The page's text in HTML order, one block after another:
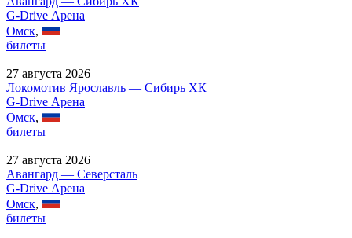
G-Drive Арена
Омск,
билеты
27 августа 2026
Локомотив Ярославль — Сибирь ХК
G-Drive Арена
Омск,
билеты
27 августа 2026
Авангард — Северсталь
G-Drive Арена
Омск,
билеты